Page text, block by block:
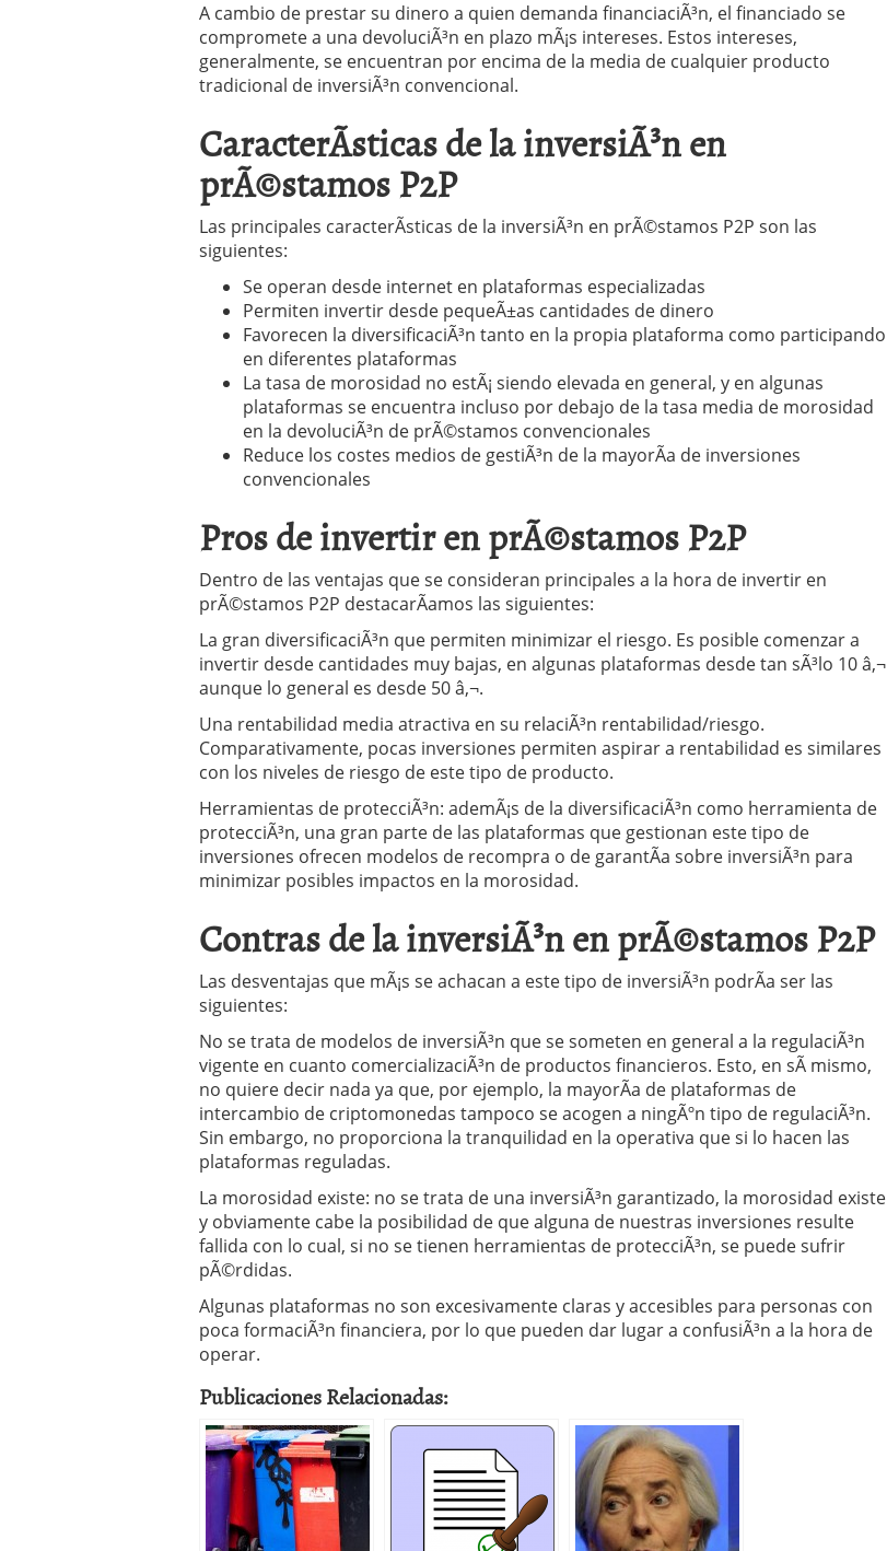
A cambio de prestar su dinero a quien demanda financiaciÃ³n, el financiado se
compromete a una devoluciÃ³n en plazo mÃ¡s intereses. Estos intereses,
generalmente, se encuentran por encima de la media de cualquier producto
tradicional de inversiÃ³n convencional.
CaracterÃ­sticas de la inversiÃ³n en
prÃ©stamos P2P
Las principales caracterÃ­sticas de la inversiÃ³n en prÃ©stamos P2P son las
siguientes:
Se operan desde internet en plataformas especializadas
Permiten invertir desde pequeÃ±as cantidades de dinero
Favorecen la diversificaciÃ³n tanto en la propia plataforma como participando
en diferentes plataformas
La tasa de morosidad no estÃ¡ siendo elevada en general, y en algunas
plataformas se encuentra incluso por debajo de la tasa media de morosidad
en la devoluciÃ³n de prÃ©stamos convencionales
Reduce los costes medios de gestiÃ³n de la mayorÃ­a de inversiones
convencionales
Pros de invertir en prÃ©stamos P2P
Dentro de las ventajas que se consideran principales a la hora de invertir en
prÃ©stamos P2P destacarÃ­amos las siguientes:
La gran diversificaciÃ³n que permiten minimizar el riesgo. Es posible comenzar a
invertir desde cantidades muy bajas, en algunas plataformas desde tan sÃ³lo 10 â‚¬
aunque lo general es desde 50 â‚¬.
Una rentabilidad media atractiva en su relaciÃ³n rentabilidad/riesgo.
Comparativamente, pocas inversiones permiten aspirar a rentabilidad es similares
con los niveles de riesgo de este tipo de producto.
Herramientas de protecciÃ³n: ademÃ¡s de la diversificaciÃ³n como herramienta de
protecciÃ³n, una gran parte de las plataformas que gestionan este tipo de
inversiones ofrecen modelos de recompra o de garantÃ­a sobre inversiÃ³n para
minimizar posibles impactos en la morosidad.
Contras de la inversiÃ³n en prÃ©stamos P2P
Las desventajas que mÃ¡s se achacan a este tipo de inversiÃ³n podrÃ­a ser las
siguientes:
No se trata de modelos de inversiÃ³n que se someten en general a la regulaciÃ³n
vigente en cuanto comercializaciÃ³n de productos financieros. Esto, en sÃ­ mismo,
no quiere decir nada ya que, por ejemplo, la mayorÃ­a de plataformas de
intercambio de criptomonedas tampoco se acogen a ningÃºn tipo de regulaciÃ³n.
Sin embargo, no proporciona la tranquilidad en la operativa que si lo hacen las
plataformas reguladas.
La morosidad existe: no se trata de una inversiÃ³n garantizado, la morosidad existe
y obviamente cabe la posibilidad de que alguna de nuestras inversiones resulte
fallida con lo cual, si no se tienen herramientas de protecciÃ³n, se puede sufrir
pÃ©rdidas.
Algunas plataformas no son excesivamente claras y accesibles para personas con
poca formaciÃ³n financiera, por lo que pueden dar lugar a confusiÃ³n a la hora de
operar.
Publicaciones Relacionadas: